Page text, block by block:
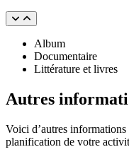
Album
Documentaire
Littérature et livres
Autres
Voici d’autres
planification de votre